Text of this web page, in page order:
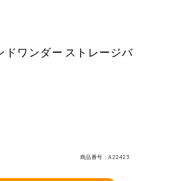
ワンダー ストレージバ
商品番号 A22423